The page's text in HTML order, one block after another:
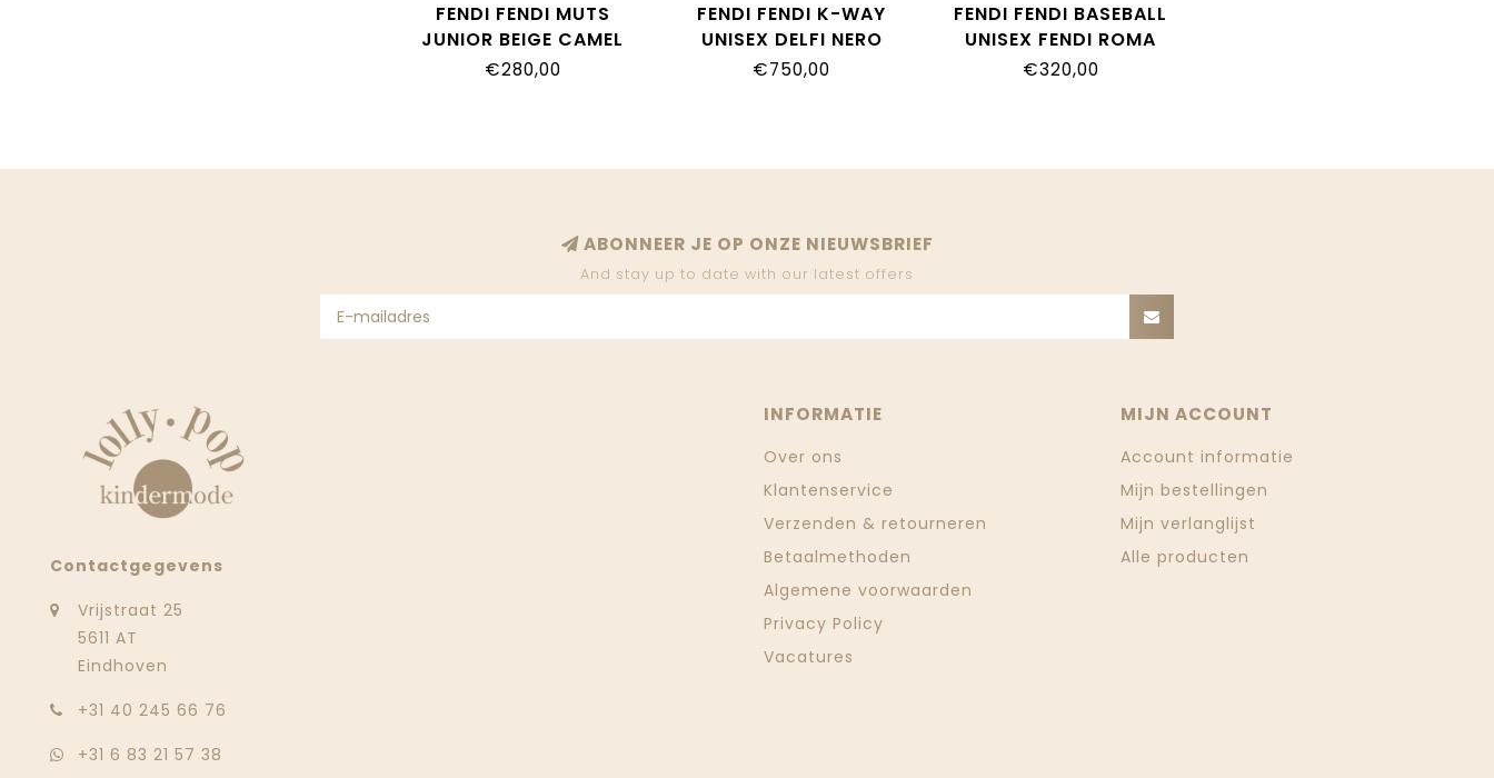
FENDI FENDI MUTS
JUNIOR BEIGE CAMEL
JUP063_AO29_F0AYG
€280,00
FENDI FENDI K-WAY
UNISEX DELFI NERO
JUA092_AEYC_F0QA1
€750,00
FENDI FENDI BASEBALL
UNISEX FENDI ROMA
ZUCCA GIALLO
€320,00
ABONNEER JE OP ONZE NIEUWSBRIEF
And stay up to date with our latest offers
Contactgegevens
Vrijstraat 25
5611 AT
Eindhoven
‭+31 40 245 66 76
+31 6 83 21 57 38
INFORMATIE
Over ons
Klantenservice
Verzenden & retourneren
Betaalmethoden
Algemene voorwaarden
Privacy Policy
Vacatures
MIJN ACCOUNT
Account informatie
Mijn bestellingen
Mijn verlanglijst
Alle producten